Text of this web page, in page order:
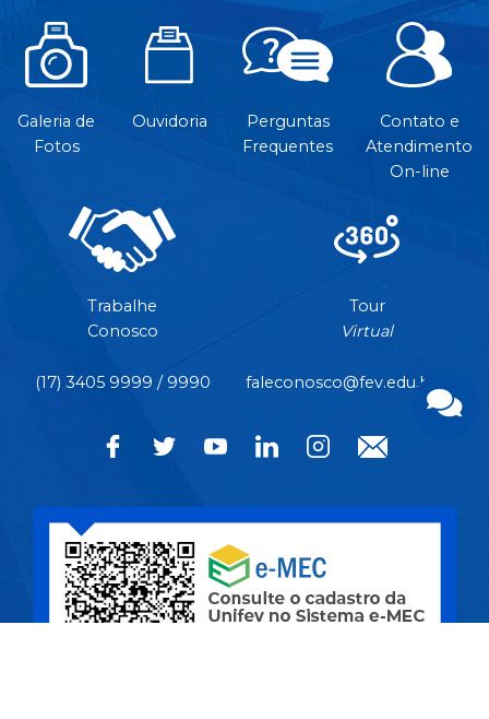
Galeria de
Fotos
Ouvidoria
Perguntas
Frequentes
Contato e
Atendimento
On-line
Trabalhe
Conosco
Tour
Virtual
(17) 3405 9999 / 9990 faleconosco@fev.edu.br